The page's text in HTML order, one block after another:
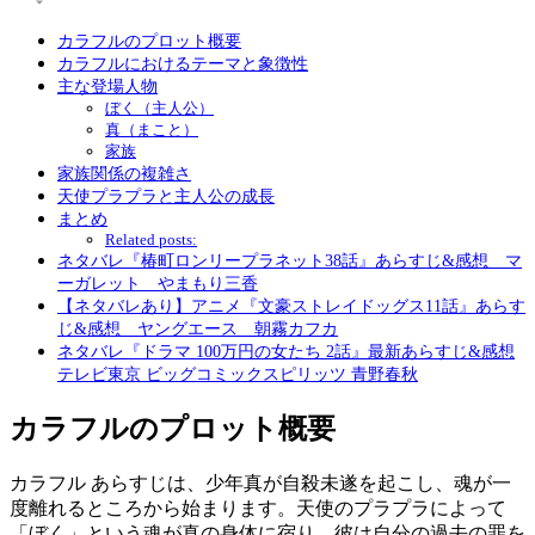
カラフルのプロット概要
カラフルにおけるテーマと象徴性
主な登場人物
ぼく（主人公）
真（まこと）
家族
家族関係の複雑さ
天使プラプラと主人公の成長
まとめ
Related posts:
ネタバレ『椿町ロンリープラネット38話』あらすじ&感想 マ
ーガレット やまもり三香
【ネタバレあり】アニメ『文豪ストレイドッグス11話』あらす
じ&感想 ヤングエース 朝霧カフカ
ネタバレ『ドラマ 100万円の女たち 2話』最新あらすじ&感想
テレビ東京 ビッグコミックスピリッツ 青野春秋
カラフルのプロット概要
カラフル あらすじは、少年真が自殺未遂を起こし、魂が一
度離れるところから始まります。天使のプラプラによって